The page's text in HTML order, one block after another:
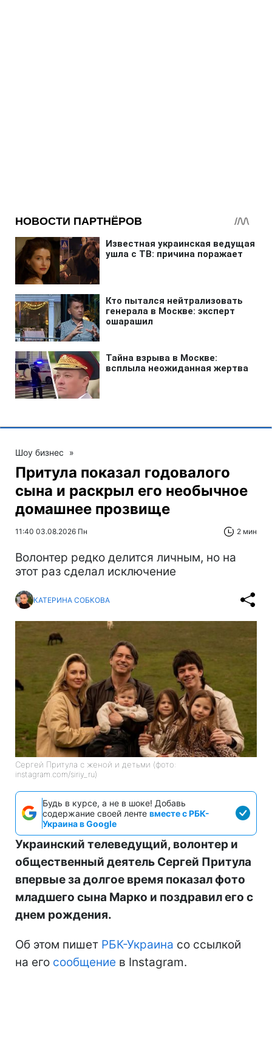
Шоу бизнес »
Притула показал годовалого
сына и раскрыл его необычное
домашнее прозвище
11:40 03.08.2026 Пн 2 мин
Волонтер редко делится личным, но на
этот раз сделал исключение
КАТЕРИНА СОБКОВА
Сергей Притула с женой и детьми (фото:
instagram.com/siriy_ru)
Будь в курсе, а не в шоке! Добавь
содержание своей ленте вместе с РБК-
Украина в Google
Украинский телеведущий, волонтер и
общественный деятель Сергей Притула
впервые за долгое время показал фото
младшего сына Марко и поздравил его с
днем рождения.
Об этом пишет РБК-Украина со ссылкой
на его сообщение в Instagram.